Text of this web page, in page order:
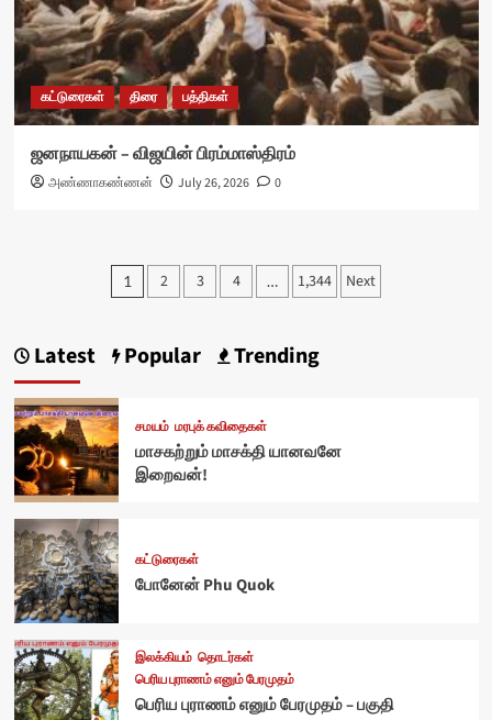
கட்டுரைகள் திரை பத்திகள்
ஜனநாயகன் – விஜயின் பிரம்மாஸ்திரம்
அண்ணாகண்ணன் July 26, 2026 0
Posts
1 2 3 4 … 1,344 Next
Latest Popular Trending
சமயம் மரபுக் கவிதைகள்
மாசகற்றும் மாசக்தி யானவனே
இறைவன்!
கட்டுரைகள்
போனேன் Phu Quok
இலக்கியம் தொடர்கள்
பெரிய புராணம் எனும் பேரமுதம்
பெரிய புராணம் எனும் பேரமுதம் – பகுதி